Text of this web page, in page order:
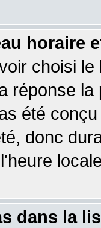
horaire
choisi
réponse
été
donc
dans la